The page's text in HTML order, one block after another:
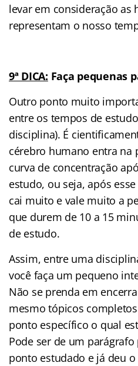
levar em consideração as
representam o nosso
9ª DICA: Faça pequenas
Outro ponto muito
entre os tempos de
disciplina). É
cérebro humano entra na
curva de concentração
estudo, ou seja, após
cai muito e vale muito a
que durem de 10 a 15
de estudo.
Assim, entre uma
você faça um pequeno
Não se prenda em
mesmo tópicos
ponto específico o qual
Pode ser de um
ponto estudado e já deu